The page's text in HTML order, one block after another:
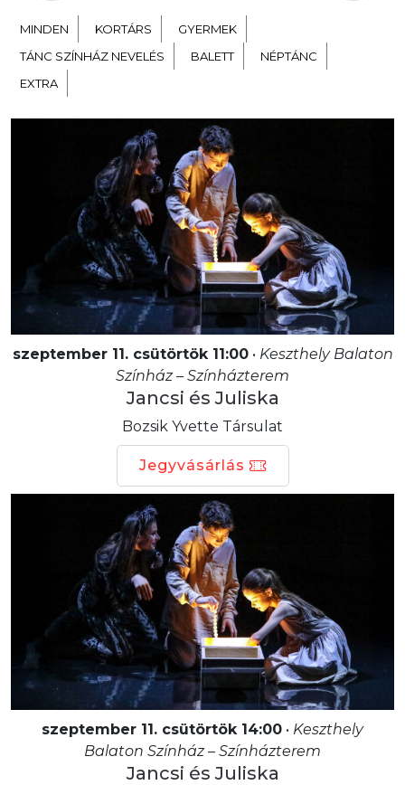
MINDEN KORTÁRS
GYERMEK
TÁNC SZÍNHÁZ NEVELÉS
BALETT
NÉPTÁNC
EXTRA
szeptember 11. csütörtök 11:00• Keszthely Balaton
Színház – Színházterem
Jancsi és Juliska
Bozsik Yvette Társulat
Jegyvásárlás
szeptember 11. csütörtök 14:00 • Keszthely
Balaton Színház – Színházterem
Jancsi és Juliska